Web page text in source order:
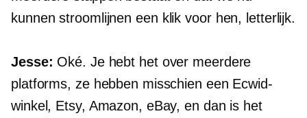
kunnen stroomlijnen een klik voor hen, letterlijk.
Jesse: Oké. Je hebt het over meerdere
platforms, ze hebben misschien een Ecwid-
winkel, Etsy, Amazon, eBay, en dan is het